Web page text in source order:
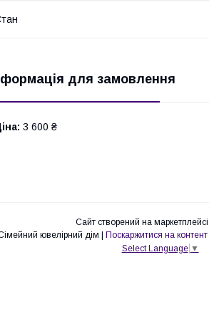
для замовлення
3 600 ₴
Сайт створений на маркетплейсі
Сімейний ювелірний дім | Поскаржитися на контент
Select Language ▼